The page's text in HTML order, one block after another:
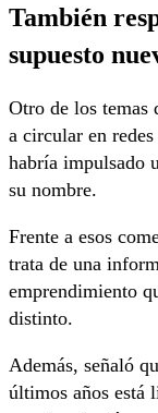
También
supuesto
Otro de los temas
a circular en
habría impulsado
su nombre.
Frente a esos
trata de una
emprendimiento
distinto.
Además, señaló
últimos años está